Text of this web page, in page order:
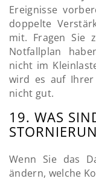
Ereignisse
doppelte
mit. Fragen Sie
Notfallplan
nicht im
wird es auf
nicht gut.
19. WAS
Wenn Sie das
ändern, welche